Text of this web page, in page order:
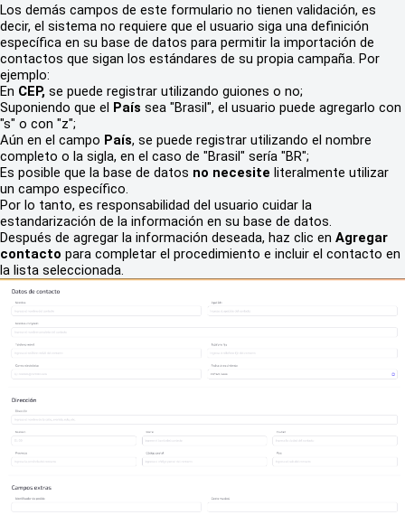
Los demás campos de este formulario no tienen validación, es
decir, el sistema no requiere que el usuario siga una definición
específica en su base de datos para permitir la importación de
contactos que sigan los estándares de su propia campaña. Por
ejemplo:
En CEP, se puede registrar utilizando guiones o no;
Suponiendo que el País sea "Brasil", el usuario puede agregarlo con
"s" o con "z";
Aún en el campo País, se puede registrar utilizando el nombre
completo o la sigla, en el caso de "Brasil" sería "BR";
Es posible que la base de datos no necesite literalmente utilizar
un campo específico.
Por lo tanto, es responsabilidad del usuario cuidar la
estandarización de la información en su base de datos.
Después de agregar la información deseada, haz clic en Agregar
contacto para completar el procedimiento e incluir el contacto en
la lista seleccionada.